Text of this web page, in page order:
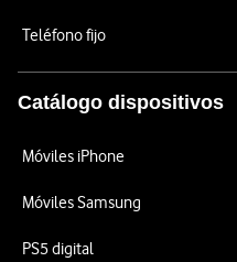
Teléfono fijo
Catálogo dispositivos
Móviles iPhone
Móviles Samsung
PS5 digital